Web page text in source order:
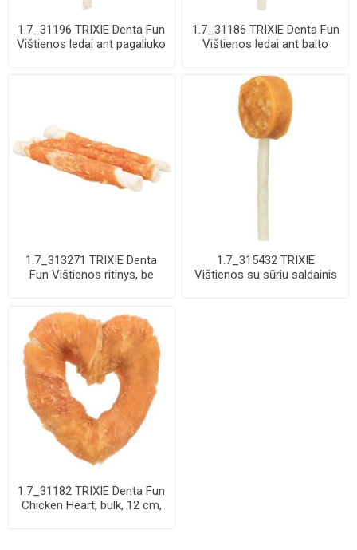
1.7_31196 TRIXIE Denta Fun
Vištienos ledai ant pagaliuko
1.7_31186 TRIXIE Denta Fun
Vištienos ledai ant balto
1.7_313271 TRIXIE Denta
Fun Vištienos ritinys, be
1.7_315432 TRIXIE
Vištienos su sūriu saldainis
1.7_31182 TRIXIE Denta Fun
Chicken Heart, bulk, 12 cm,